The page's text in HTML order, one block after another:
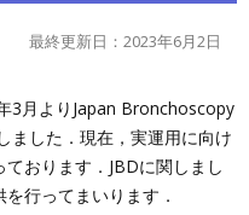
最終更新日：2023年6月2日
3月よりJapan Bronchoscopy
ました．現在，実運用に向け
おります．JBDに関しまし
行ってまいります．